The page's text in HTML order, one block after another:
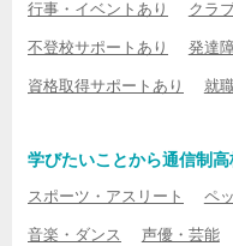
行事・イベントあり クラ
不登校サポートあり 発達
資格取得サポートあり 就
学びたいことから通信制
スポーツ・アスリート ペ
音楽・ダンス 声優・芸能